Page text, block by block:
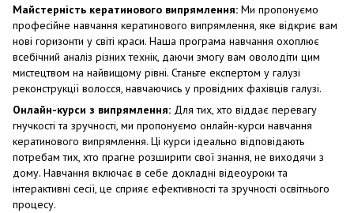
Майстерність кератинового випрямлення: Ми пропонуємо
професійне навчання кератинового випрямлення, яке відкриє вам
нові горизонти у світі краси. Наша програма навчання охоплює
всебічний аналіз різних технік, даючи змогу вам оволодіти цим
мистецтвом на найвищому рівні. Станьте експертом у галузі
реконструкції волосся, навчаючись у провідних фахівців галузі.
Онлайн-курси з випрямлення: Для тих, хто віддає перевагу
гнучкості та зручності, ми пропонуємо онлайн-курси навчання
кератинового випрямлення. Ці курси ідеально відповідають
потребам тих, хто прагне розширити свої знання, не виходячи з
дому. Навчання включає в себе докладні відеоуроки та
інтерактивні сесії, це сприяє ефективності та зручності освітнього
процесу.